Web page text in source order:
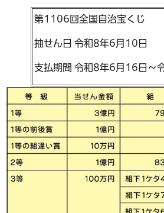
第1106回全国自治宝くじ
抽せん日 令和8年6月10日
支払期間 令和8年6月16日～